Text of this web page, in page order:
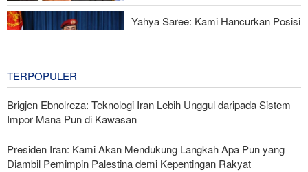
Yahya Saree: Kami Hancurkan Posisi
TERPOPULER
Brigjen Ebnolreza: Teknologi Iran Lebih Unggul daripada Sistem
Impor Mana Pun di Kawasan
Presiden Iran: Kami Akan Mendukung Langkah Apa Pun yang
Diambil Pemimpin Palestina demi Kepentingan Rakyat